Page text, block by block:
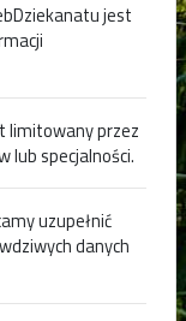
jest
limitowany przez
lub specjalności.
uzupełnić
danych